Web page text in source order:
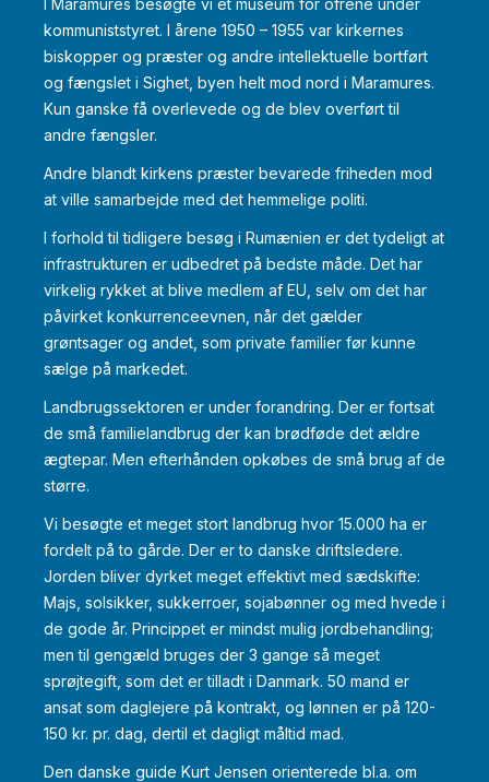
kommuniststyret. I årene 1950 – 1955 var kirkernes
biskopper og præster og andre intellektuelle bortført
og fængslet i Sighet, byen helt mod nord i Maramures.
Kun ganske få overlevede og de blev overført til
andre fængsler.
Andre blandt kirkens præster bevarede friheden mod
at ville samarbejde med det hemmelige politi.
I forhold til tidligere besøg i Rumænien er det tydeligt at
infrastrukturen er udbedret på bedste måde. Det har
virkelig rykket at blive medlem af EU, selv om det har
påvirket konkurrenceevnen, når det gælder
grøntsager og andet, som private familier før kunne
sælge på markedet.
Landbrugssektoren er under forandring. Der er fortsat
de små familielandbrug der kan brødføde det ældre
ægtepar. Men efterhånden opkøbes de små brug af de
større.
Vi besøgte et meget stort landbrug hvor 15.000 ha er
fordelt på to gårde. Der er to danske driftsledere.
Jorden bliver dyrket meget effektivt med sædskifte:
Majs, solsikker, sukkerroer, sojabønner og med hvede i
de gode år. Princippet er mindst mulig jordbehandling;
men til gengæld bruges der 3 gange så meget
sprøjtegift, som det er tilladt i Danmark. 50 mand er
ansat som daglejere på kontrakt, og lønnen er på 120-
150 kr. pr. dag, dertil et dagligt måltid mad.
Den danske guide Kurt Jensen orienterede bl.a. om